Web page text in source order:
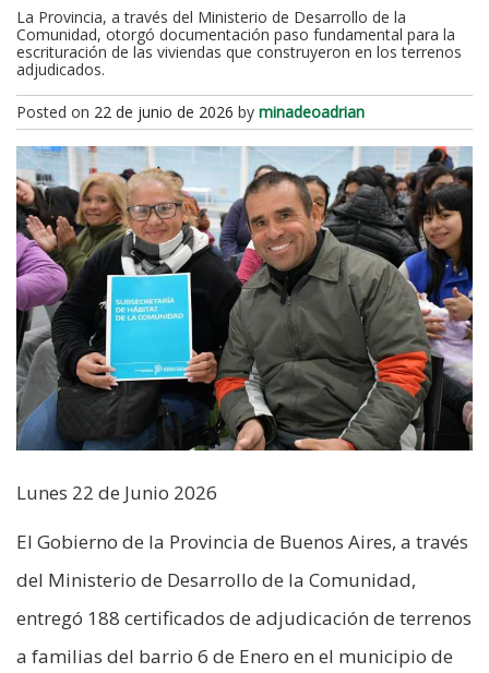
La Provincia, a través del Ministerio de Desarrollo de la
Comunidad, otorgó documentación paso fundamental para la
escrituración de las viviendas que construyeron en los terrenos
adjudicados.
Posted on 22 de junio de 2026 by minadeoadrian
Lunes 22 de Junio 2026
El Gobierno de la Provincia de Buenos Aires, a través
del Ministerio de Desarrollo de la Comunidad,
entregó 188 certificados de adjudicación de terrenos
a familias del barrio 6 de Enero en el municipio de